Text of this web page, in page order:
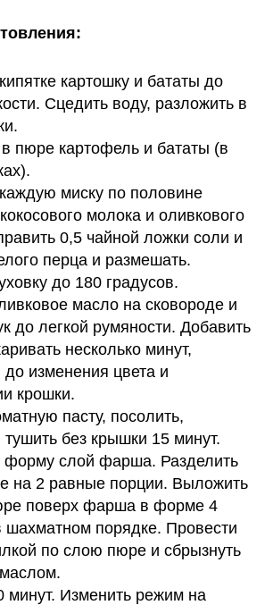
картошку и бататы до
Сцедить воду, разложить в
пюре картофель и бататы (в
миску по половине
молока и оливкового
0,5 чайной ложки соли и
перца и размешать.
до 180 градусов.
масло на сковороде и
до легкой румяности. Добавить
несколько минут,
изменения цвета и
крошки.
пасту, посолить,
тушить без крышки 15 минут.
слой фарша. Разделить
на 2 равные порции. Выложить
поверх фарша в форме 4
шахматном порядке. Провести
по слою пюре и сбрызнуть
минут. Изменить режим на